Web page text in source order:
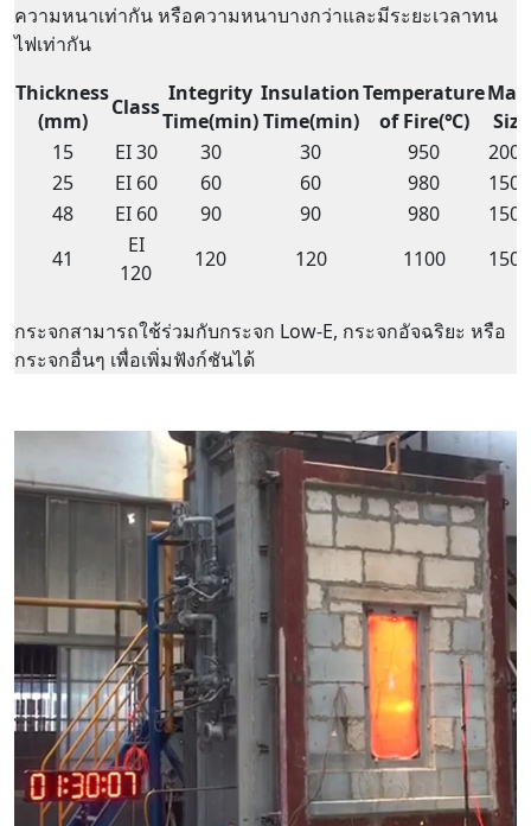
ความหนาเท่ากัน หรือความหนาบางกว่าและมีระยะเวลาทน
ไฟเท่ากัน
Thickness
(mm)
Class
Integrity
Time(min)
Insulation
Time(min)
Temperature
of Fire(℃)
15
EI 30 30 30 950
25
EI 60 60 60 980
48
EI 60 90 90 980
41
EI
120
120 120 1100
กระจกสามารถใช้ร่วมกับกระจก Low-E, กระจกอัจฉริยะ หรือ
กระจกอื่นๆ เพื่อเพิ่มฟังก์ชันได้